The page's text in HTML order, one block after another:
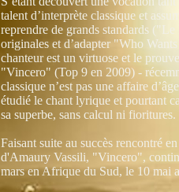
talent d’interprète classique et
reprendre de grands standards
originales et d’adapter "Who
chanteur est un virtuose et le
"Vincero" (Top 9 en 2009) -
classique n’est pas une affaire
étudié le chant lyrique et pourtant
sa superbe, sans calcul ni fioritures.
Faisant suite au succès rencontré
d'Amaury Vassili, "Vincero",
mars en Afrique du Sud, le 10 mai